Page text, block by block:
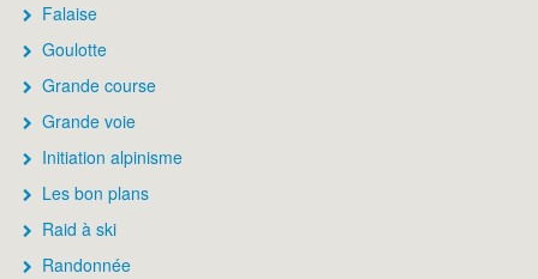
Falaise
Goulotte
Grande course
Grande voie
Initiation alpinisme
Les bon plans
Raid à ski
Randonnée